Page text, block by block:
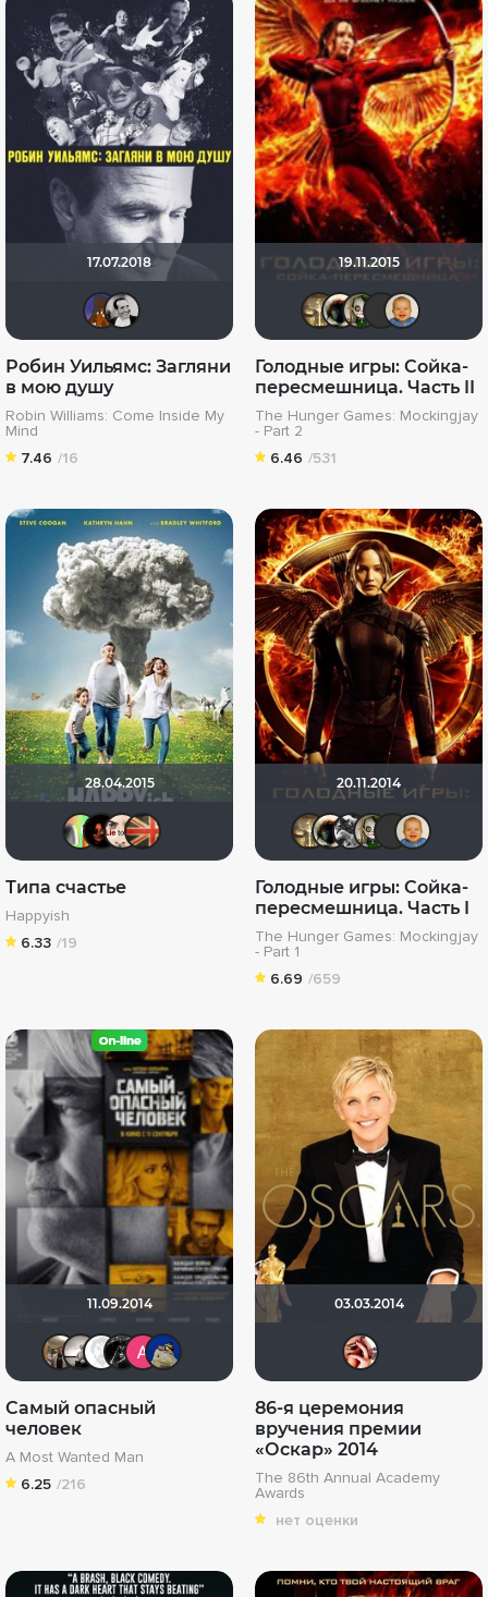
17.07.2018
Робин Уильямс: Загляни
в мою душу
Robin Williams: Come Inside My
Mind
7.46 /16
19.11.2015
Голодные игры: Сойка-
пересмешница. Часть II
The Hunger Games: Mockingjay
- Part 2
6.46 /531
28.04.2015
марина жураховская
old-rstile
Типа счастье
Happyish
6.33 /19
20.11.2014
Gautama
Haotik
Голодные игры: Сойка-
пересмешница. Часть I
The Hunger Games: Mockingjay
- Part 1
6.69 /659
11.09.2014
Vladimir Samsonov
Рижанка Алексей Калимулин
Самый опасный
человек
A Most Wanted Man
6.25 /216
03.03.2014
86-я церемония
вручения премии
«Оскар» 2014
The 86th Annual Academy
Awards
нет оценки